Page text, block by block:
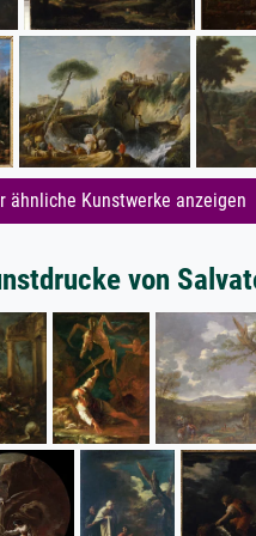
ähnliche Kunstwerke anzeigen
von